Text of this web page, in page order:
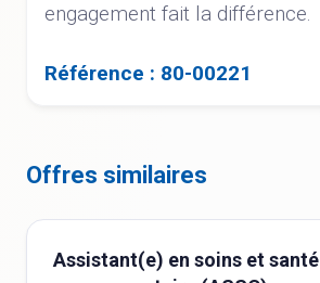
engagement fait la différence.
Référence : 80-00221
Offres similaires
Assistant(e) en soins et santé